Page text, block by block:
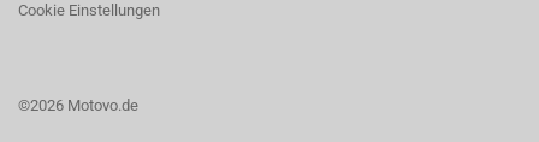
Cookie Einstellungen
©2026 Motovo.de